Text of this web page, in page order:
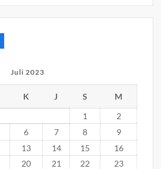
Juli 2023
K J S
M
1
2
6 7 8
9
13 14 15
16
20 21 22
23